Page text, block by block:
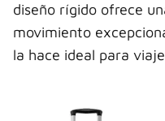
diseño rígido ofrece
movimiento
la hace ideal para